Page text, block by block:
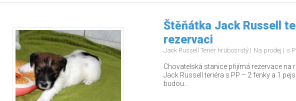
Štěňátka Jack Russell
rezervaci
Jack Russell Teriér hrubosrstý Na prodej s
Chovatelská stanice přijímá rezervace
Jack Russell teriéra s PP – 2 fenky a 1
budou...